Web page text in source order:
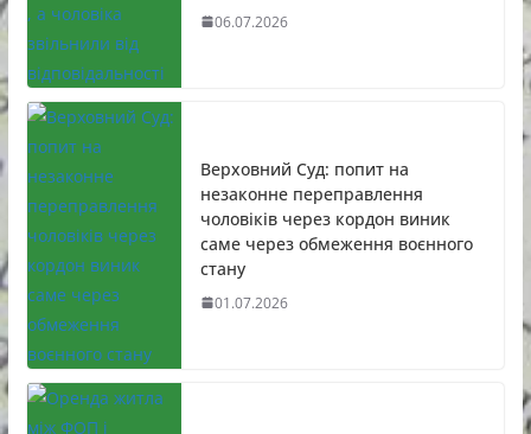
06.07.2026
Верховний Суд: попит на
незаконне переправлення
чоловіків через кордон виник
саме через обмеження воєнного
стану
01.07.2026